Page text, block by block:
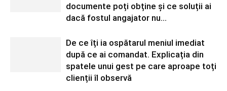
documente poți obține și ce soluții ai
dacă fostul angajator nu...
De ce îți ia ospătarul meniul imediat
după ce ai comandat. Explicația din
spatele unui gest pe care aproape toți
clienții îl observă